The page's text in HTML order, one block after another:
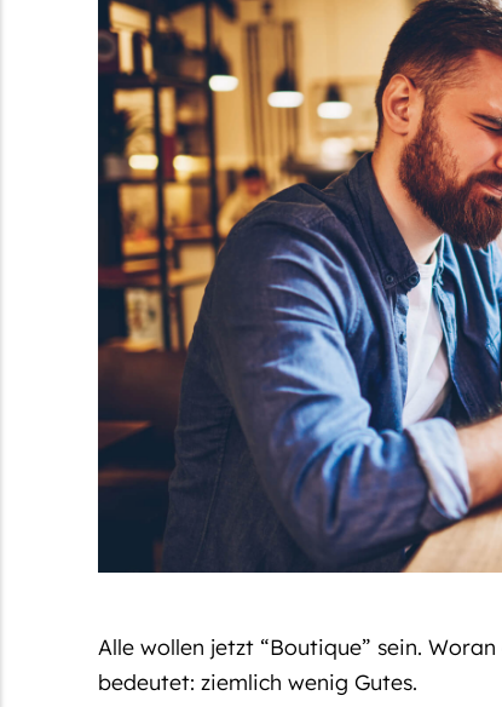
Alle wollen jetzt “Boutique” sein.
bedeutet: ziemlich wenig Gutes.